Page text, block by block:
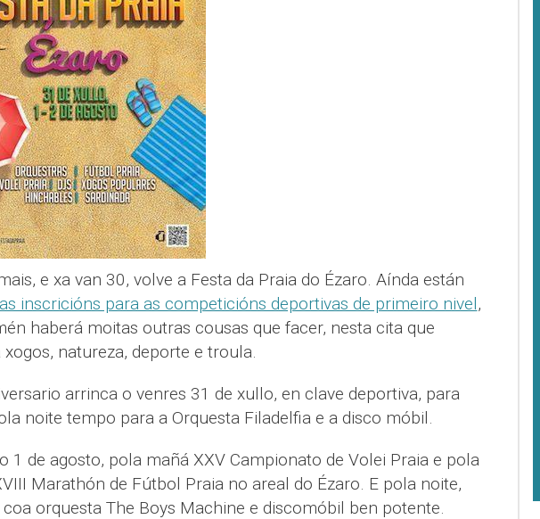
e xa van 30, volve a Festa da Praia do Ézaro. Aínda están
inscricións para as competicións deportivas de primeiro nivel,
haberá moitas outras cousas que facer, nesta cita que
natureza, deporte e troula.
arrinca o venres 31 de xullo, en clave deportiva, para
noite tempo para a Orquesta Filadelfia e a disco móbil.
1 de agosto, pola mañá XXV Campionato de Volei Praia e pola
Marathón de Fútbol Praia no areal do Ézaro. E pola noite,
orquesta The Boys Machine e discomóbil ben potente.